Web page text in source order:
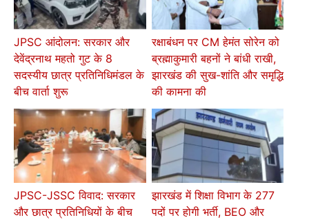
JPSC आंदोलन: सरकार और
देवेंद्रनाथ महतो गुट के 8
सदस्यीय छात्र प्रतिनिधिमंडल के
बीच वार्ता शुरू
रक्षाबंधन पर CM हेमंत सोरेन को
ब्रह्माकुमारी बहनों ने बांधी राखी,
झारखंड की सुख-शांति और समृद्धि
की कामना की
JPSC-JSSC विवाद: सरकार
और छात्र प्रतिनिधियों के बीच
झारखंड में शिक्षा विभाग के 277
पदों पर होगी भर्ती, BEO और